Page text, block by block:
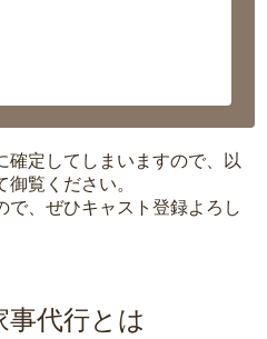
確定してしまいますので、以
覧ください。
で、ぜひキャスト登録よろし
事代行とは